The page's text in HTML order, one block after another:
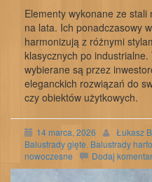
Elementy wykonane ze
na lata. Ich ponadczasowy
harmonizują z różnymi
klasycznych po
wybierane są przez
eleganckich rozwiązań do
czy obiektów użytkowych.
14 marca, 2026 Łukasz
Balustrady gięte Balustrady
nowoczesne
Dodaj